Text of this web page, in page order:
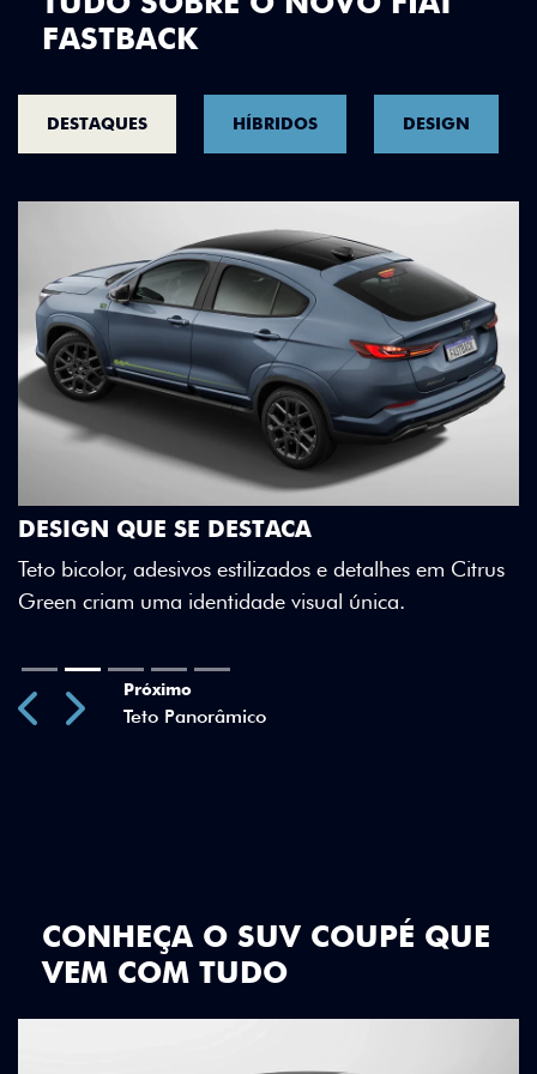
FASTBACK
DESTAQUES HÍBRIDOS DESIGN
DESIGN QUE SE DESTACA
Teto bicolor, adesivos estilizados e detalhes em Citrus
Green criam uma identidade visual única.
Previous
Next
Próximo
Teto Panorâmico
CONHEÇA O SUV COUPÉ QUE
VEM COM TUDO